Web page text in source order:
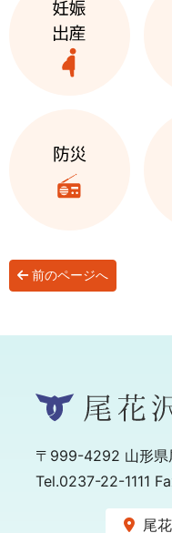
前のページへ
〒999-4292 山形
Tel.0237-22-1111
尾